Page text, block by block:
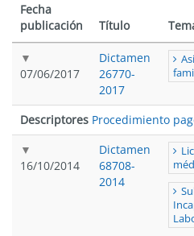
Fecha
publicación
Título
07/06/2017
Dictamen
26770-
2017
Descriptores Procedimiento
16/10/2014
Dictamen
68708-
2014